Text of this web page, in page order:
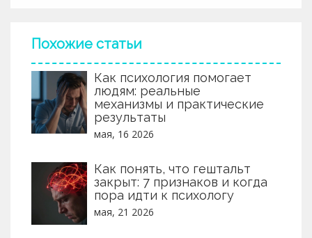
рассматриваются интересные факты и советы,
которые будут полезны читателям.
Похожие статьи
Как психология помогает
людям: реальные
механизмы и практические
результаты
мая, 16 2026
Как понять, что гештальт
закрыт: 7 признаков и когда
пора идти к психологу
мая, 21 2026